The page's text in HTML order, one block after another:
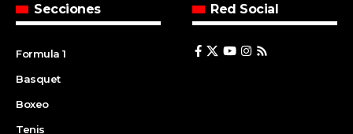
Secciones
Formula 1
Basquet
Boxeo
Tenis
Red Social